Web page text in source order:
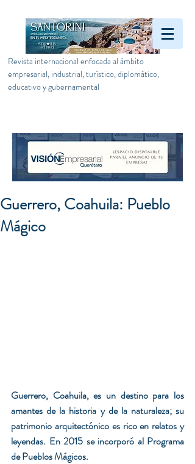
Revista internacional enfocada al ámbito
empresarial, industrial, turístico, diplomático,
educativo y gubernamental
Guerrero, Coahuila: Pueblo
Mágico
Guerrero, Coahuila, es un destino para los
amantes de la historia y de la naturaleza; su
patrimonio arquitectónico es rico en relatos y
leyendas. En 2015 se incorporó al Programa
de Pueblos Mágicos.